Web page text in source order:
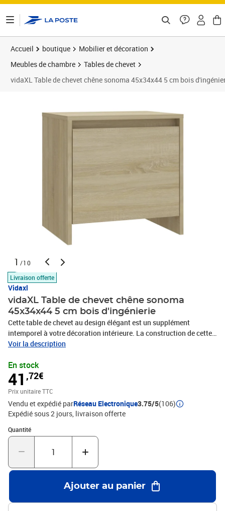
Accueil boutique
Mobilier et décoration
Meubles de chambre
Tables de chevet
vidaXL Table de chevet chêne sonoma 45x34x44 5 cm bois
1 /10
Livraison offerte
Vidaxl
vidaXL Table de chevet chêne sonoma
45x34x44 5 cm bois d'ingénierie
Cette table de chevet au design élégant est un supplément
intemporel à votre décoration intérieure. La construction de cette
table de chevet assure sa robustesse, sa durabilité et sa durée de
rangement pour garder vos magazines, livres, télécommandes et
autres petits objets bien organisés et à portée de main. De plus,
elle est facile à nettoyer avec un chiffon humide.Couleur : chêne
sonomaMatériau : bois d'ingénierieDimensions : 45 x 34 x 44,5 cm
(l x P x H)L'assemblage est requis
Voir la description
En stock
41 ,72€
Prix unitaire TTC
Vendu et expédié parRéseau Electronique3.75/5(106)
Expédié sous 2 jours livraison offerte
Quantité
Quantité : 1
Ajouter au panier